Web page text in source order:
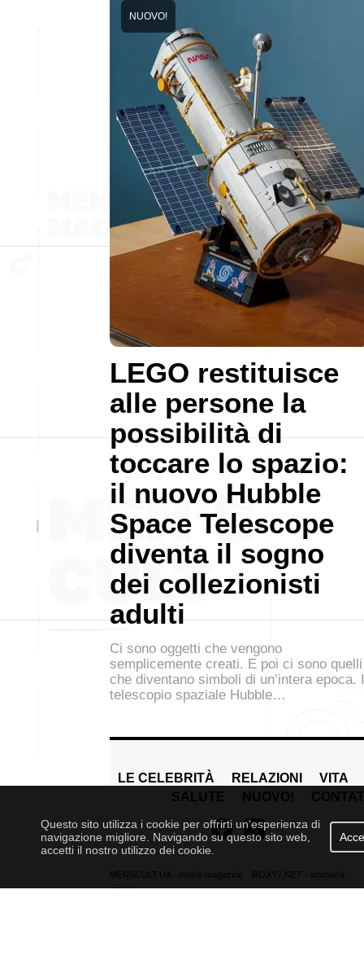
LEGO restituisce
alle persone la
possibilità di
toccare lo spazio:
il nuovo Hubble
Space Telescope
diventa il sogno
dei collezionisti
adulti
NUOVO!
Ci sono oggetti che vengono
semplicemente creati. E poi ci sono quelli
che diventano simboli di un’intera epoca.
telescopio spaziale Hubble…
LE CELEBRITÀ RELAZIONI
VITA
SALUTE
NUOVO!
MENSCULT.UA
- men's magazine
ROXY.UA- women's magazine
ROXY7.NET
- women's
magazine
Questo sito utilizza i cookie per offrirti un'esperienza di
navigazione migliore. Navigando su questo sito web,
accetti il nostro utilizzo dei cookie.